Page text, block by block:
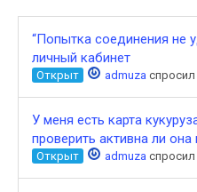
“Попытка соединения не
личный кабинет
Открыт admuza спросил
У меня есть карта
проверить активна ли
Открыт admuza спросил